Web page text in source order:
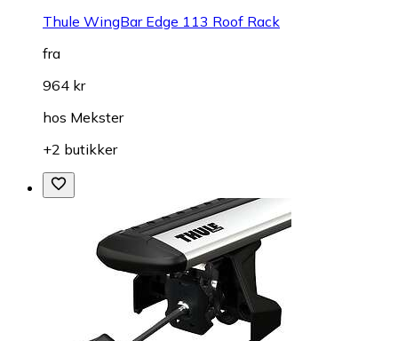
Thule WingBar Edge 113 Roof Rack
fra
964 kr
hos Mekster
+2 butikker